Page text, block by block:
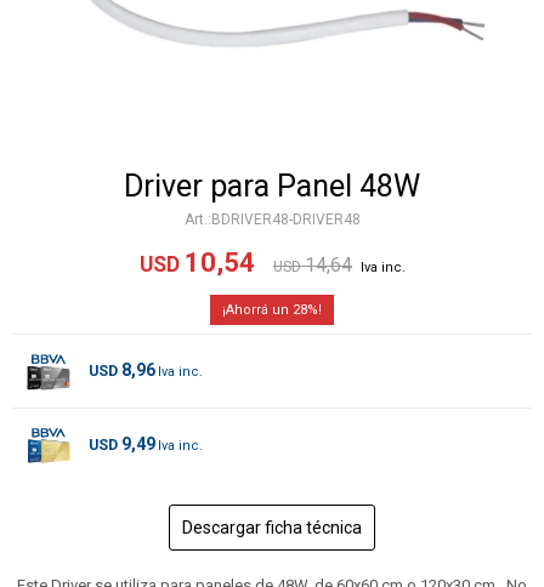
Driver para Panel 48W
BDRIVER48-DRIVER48
USD 10,54 USD 14,64
28
USD 8,96
USD 9,49
Descargar ficha técnica